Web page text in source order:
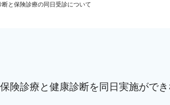
断と保険診療の同日受診について
険診療と健康診断を同日実施ができ